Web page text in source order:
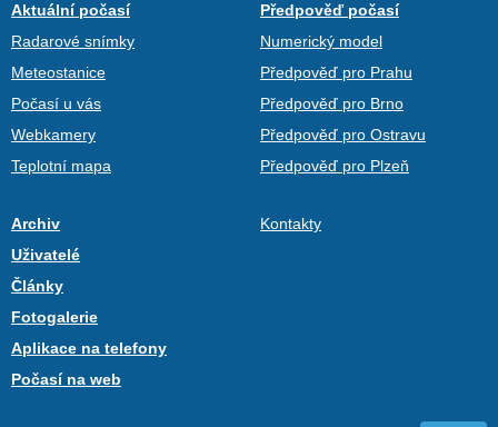
Aktuální počasí
Radarové snímky
Meteostanice
Počasí u vás
Webkamery
Teplotní mapa
Předpověď počasí
Numerický model
Předpověď pro Prahu
Předpověď pro Brno
Předpověď pro Ostravu
Předpověď pro Plzeň
Archiv
Uživatelé
Články
Fotogalerie
Aplikace na telefony
Počasí na web
Kontakty